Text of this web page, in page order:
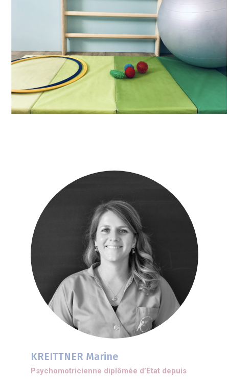
KREITTNER Marine
Psychomotricienne diplômée d’Etat depuis